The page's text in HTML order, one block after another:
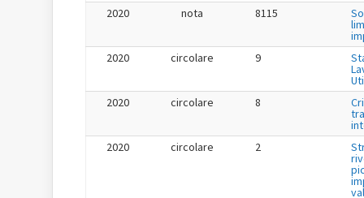
2020
nota 8115
2020
circolare 9
2020
circolare 8
2020
circolare 2